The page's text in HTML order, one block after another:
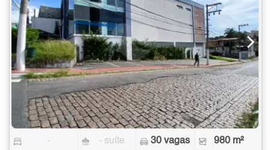
- - suíte 30 vagas 980 m²